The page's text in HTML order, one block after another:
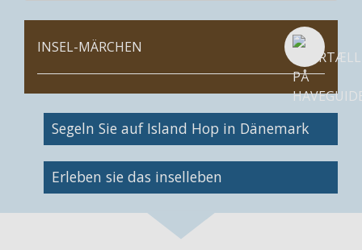
INSEL-MÄRCHEN
Bild
Segeln Sie auf Island Hop in Dänemark
Bild
Erleben sie das inselleben